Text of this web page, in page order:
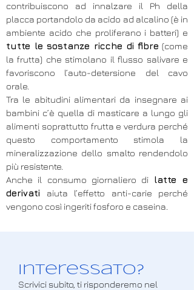
contribuiscono ad innalzare il Ph della
placca portandolo da acido ad alcalino (è in
ambiente acido che proliferano i batteri) e
tutte le sostanze ricche di fibre (come
la frutta) che stimolano il flusso salivare e
favoriscono l’auto-detersione del cavo
orale.
Tra le abitudini alimentari da insegnare ai
bambini c’è quella di masticare a lungo gli
alimenti soprattutto frutta e verdura perché
questo comportamento stimola la
mineralizzazione dello smalto rendendolo
più resistente.
Anche il consumo giornaliero di latte e
derivati aiuta l’effetto anti-carie perché
vengono così ingeriti fosforo e caseina.
Interessato?
Scrivici subito, ti risponderemo nel